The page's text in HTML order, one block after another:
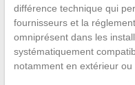
différence technique qui
fournisseurs et la
omniprésent dans les
systématiquement
notamment en extérieur ou